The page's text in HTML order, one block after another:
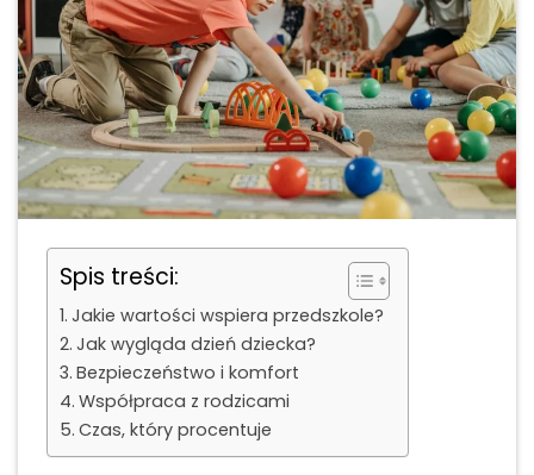
Spis treści:
Jakie wartości wspiera przedszkole?
Jak wygląda dzień dziecka?
Bezpieczeństwo i komfort
Współpraca z rodzicami
Czas, który procentuje